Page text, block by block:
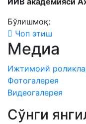
Бўлишмоқ:
Чоп этиш
Медиа
Ижтимоий
Фотогалерея
Видеогалерея
Сўнги